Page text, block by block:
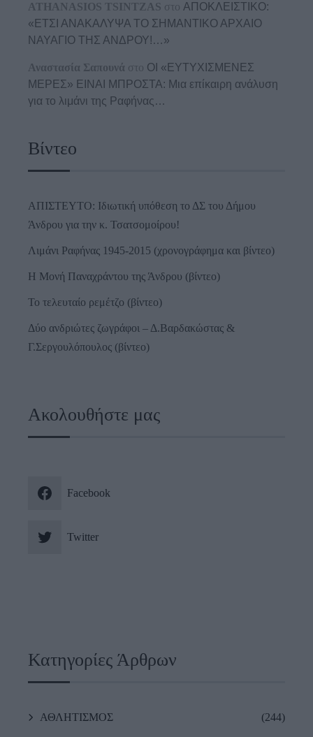
ATHANASIOS TSINTZAS στο ΑΠΟΚΛΕΙΣΤΙΚΟ:
«ΕΤΣΙ ΑΝΑΚΑΛΥΨΑ ΤΟ ΣΗΜΑΝΤΙΚΟ ΑΡΧΑΙΟ
ΝΑΥΑΓΙΟ ΤΗΣ ΑΝΔΡΟΥ!…»
Αναστασία Σαπουνά στο ΟΙ «ΕΥΤΥΧΙΣΜΕΝΕΣ
ΜΕΡΕΣ» ΕΙΝΑΙ ΜΠΡΟΣΤΑ: Μια επίκαιρη ανάλυση
για το λιμάνι της Ραφήνας…
Βίντεο
ΑΠΙΣΤΕΥΤΟ: Ιδιωτική υπόθεση το ΔΣ του Δήμου
Άνδρου για την κ. Τσατσομοίρου!
Λιμάνι Ραφήνας 1945-2015 (χρονογράφημα και βίντεο)
Η Μονή Παναχράντου της Άνδρου (βίντεο)
Το τελευταίο ρεμέτζο (βίντεο)
Δύο ανδριώτες ζωγράφοι – Δ.Βαρδακώστας &
Γ.Σεργουλόπουλος (βίντεο)
Ακολουθήστε μας
Facebook
Twitter
Κατηγορίες Άρθρων
ΑΘΛΗΤΙΣΜΟΣ (244)